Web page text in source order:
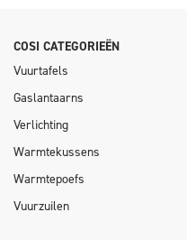
COSI CATEGORIEËN
Vuurtafels
Gaslantaarns
Verlichting
Warmtekussens
Warmtepoefs
Vuurzuilen